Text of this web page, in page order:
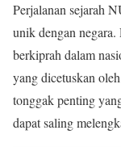
Perjalanan sejarah
unik dengan
berkiprah dalam
yang dicetuskan
tonggak penting
dapat saling